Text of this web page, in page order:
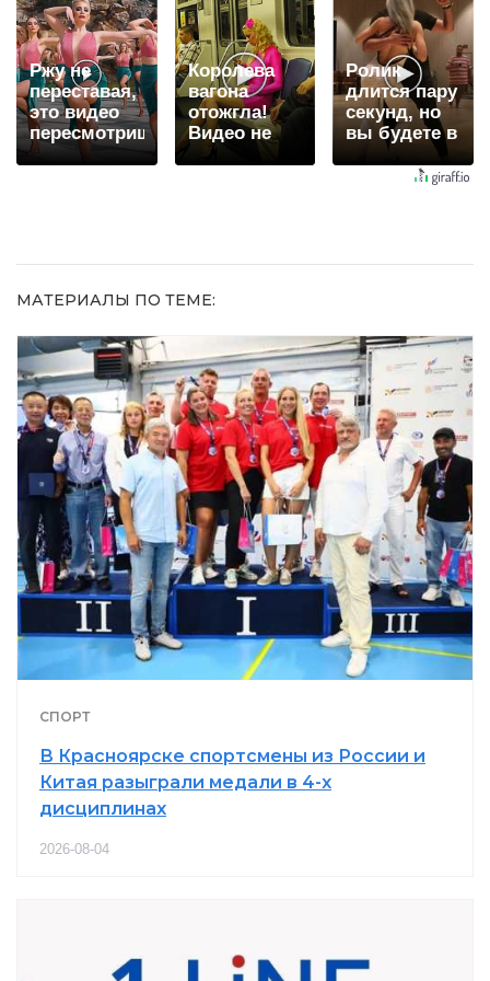
видят...
Ржу не
переставая,
это видео
пересмотришь
не раз
Королева
вагона
отожгла!
Видео не
оставит
Ролик
длится пару
секунд, но
вы будете в
шоке от
увиденного
МАТЕРИАЛЫ ПО ТЕМЕ:
СПОРТ
В Красноярске спортсмены из России и
Китая разыграли медали в 4-х
дисциплинах
2026-08-04